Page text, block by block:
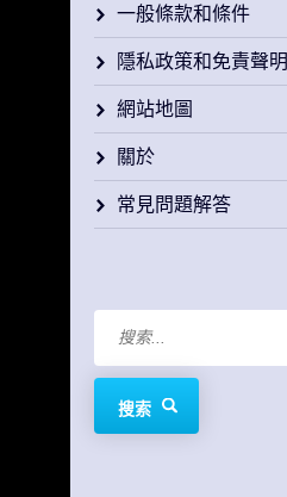
一般條款和條件
隱私政策和免責聲明
網站地圖
關於
常見問題解答
搜索